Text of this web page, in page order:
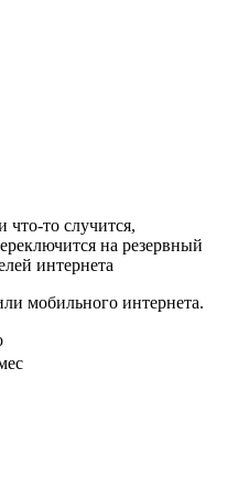
что-то случится,
на резервный
интернета
мобильного интернета.